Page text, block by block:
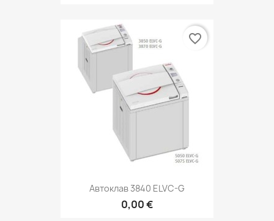
Автоклав 3840 ELVC-G
0,00 €
favorite_border